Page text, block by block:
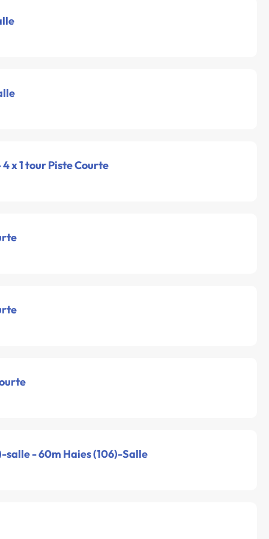
x 1 tour Piste Courte
salle - 60m Haies (106)-Salle